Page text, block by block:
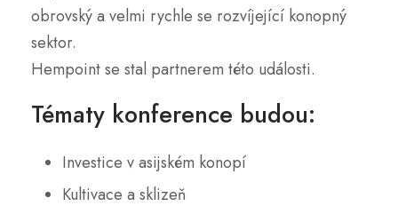
obrovský a velmi rychle se rozvíjející konopný
sektor.
Hempoint se stal partnerem této události.
Tématy konference budou:
Investice v asijském konopí
Kultivace a sklizeň